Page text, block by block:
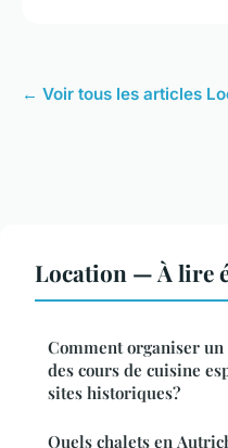
← Voir tous les articles
Location — À lire
Comment organiser
des cours de cuisine
sites historiques?
Quels chalets en